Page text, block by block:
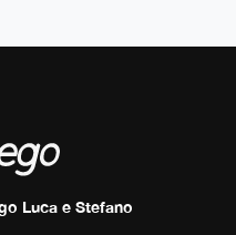
Luca e Stefano